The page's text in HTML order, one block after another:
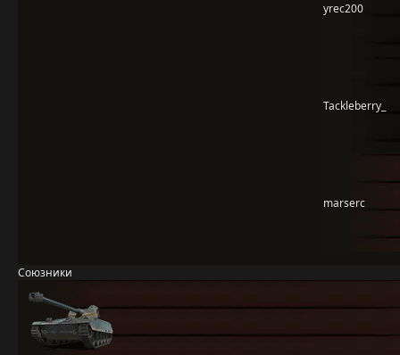
yrec200
Tackleberry_
marserc
Союзники